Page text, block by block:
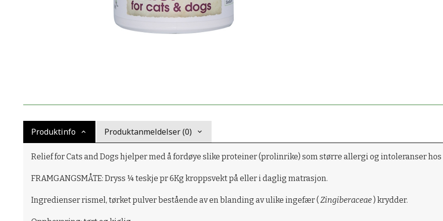
Produktinfo Produktanmeldelser (0)
Relief for Cats and Dogs hjelper med å fordøye slike proteiner (prolinrike) som større allergi og intoleranser hos
FRAMGANGSMÅTE: Dryss ¼ teskje pr 6Kg kroppsvekt på eller i daglig matrasjon.
Ingredienser rismel, tørket pulver bestående av en blanding av ulike ingefær ( Zingiberaceae ) krydder.